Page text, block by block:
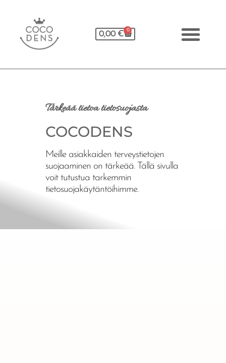
0,00 € 0
Tärkeää tietoa tietosuojasta
COCODENS
Meille asiakkaiden terveystietojen
suojaaminen on tärkeää. Tällä sivulla
voit tutustua tarkemmin
tietosuojakäytäntöihimme.